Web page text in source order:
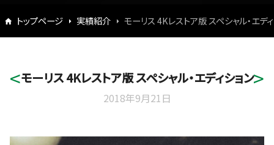
トップページ 実績紹介 モーリス 4Kレストア版 スペシャル・エデ
モーリス 4Kレストア版 スペシャル・エディション
2018年9月21日